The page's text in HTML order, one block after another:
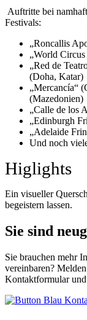
Auftritte bei
Festivals:
„Roncallis
„World
„Red de
(Doha, Katar)
„Mercancía“
(Mazedonien)
„Calle de los
„Edinburgh
„Adelaide
Und noch
Higlights
Ein visueller
begeistern lassen.
Sie sind
Sie brauchen mehr
vereinbaren?
Kontaktformular